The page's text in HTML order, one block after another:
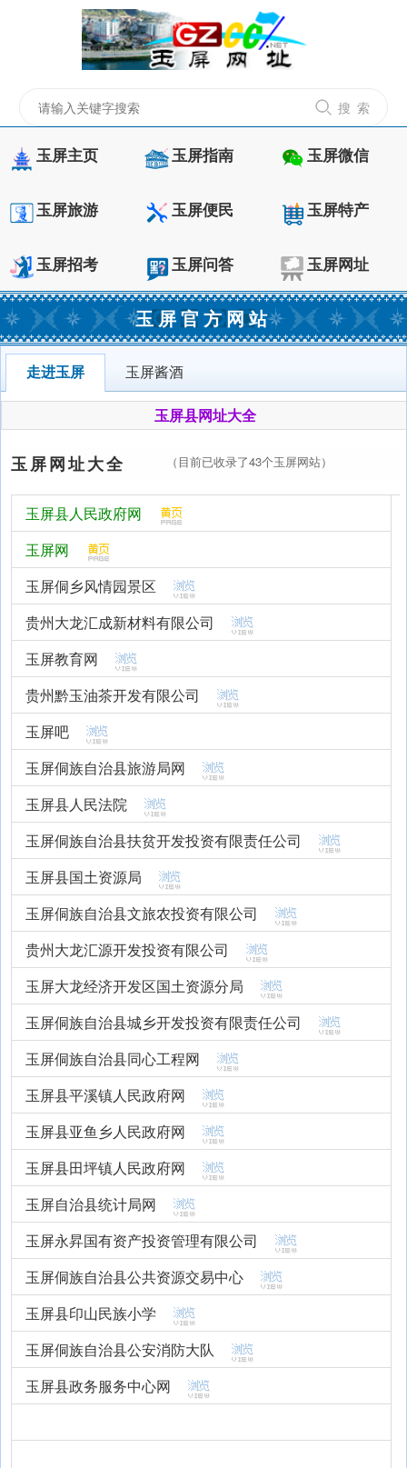
搜 索
玉屏主页 玉屏指南 玉屏微信
玉屏旅游 玉屏便民 玉屏特产
玉屏招考 玉屏问答 玉屏网址
玉屏官方网站
走进玉屏 玉屏酱酒
玉屏县网址大全
玉屏网址大全 （目前已收录了43个玉屏网站）
玉屏县人民政府网
玉屏网
玉屏侗乡风情园景区
贵州大龙汇成新材料有限公司
玉屏教育网
贵州黔玉油茶开发有限公司
玉屏吧
玉屏侗族自治县旅游局网
玉屏县人民法院
玉屏侗族自治县扶贫开发投资有限责任公司
玉屏县国土资源局
玉屏侗族自治县文旅农投资有限公司
贵州大龙汇源开发投资有限公司
玉屏大龙经济开发区国土资源分局
玉屏侗族自治县城乡开发投资有限责任公司
玉屏侗族自治县同心工程网
玉屏县平溪镇人民政府网
玉屏县亚鱼乡人民政府网
玉屏县田坪镇人民政府网
玉屏自治县统计局网
玉屏永昇国有资产投资管理有限公司
玉屏侗族自治县公共资源交易中心
玉屏县印山民族小学
玉屏侗族自治县公安消防大队
玉屏县政务服务中心网